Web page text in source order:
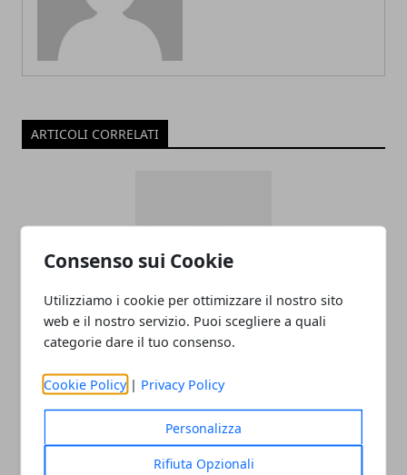
Consenso sui Cookie
Utilizziamo i cookie per ottimizzare il nostro sito
web e il nostro servizio. Puoi scegliere a quali
categorie dare il tuo consenso.
Cookie Policy | Privacy Policy
Personalizza
Rifiuta Opzionali
ARTICOLI CORRELATI
Come raggiungere l’aeroporto di
22/11/2025